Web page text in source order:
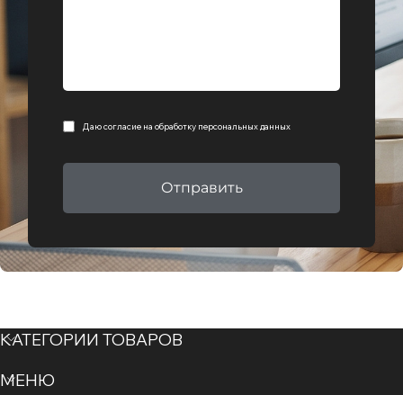
Даю согласие на обработку персональных данных
Отправить
КАТЕГОРИИ ТОВАРОВ
МЕНЮ